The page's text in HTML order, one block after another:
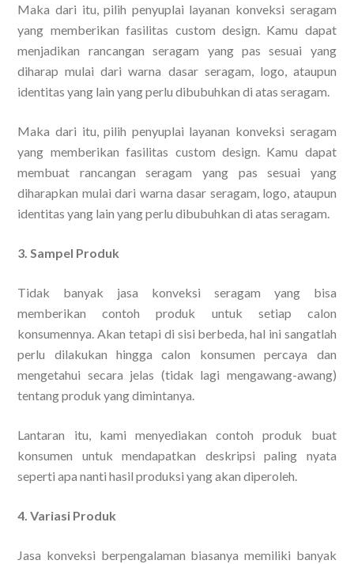
Maka dari itu, pilih penyuplai layanan konveksi seragam
yang memberikan fasilitas custom design. Kamu dapat
menjadikan rancangan seragam yang pas sesuai yang
diharap mulai dari warna dasar seragam, logo, ataupun
identitas yang lain yang perlu dibubuhkan di atas seragam.
Maka dari itu, pilih penyuplai layanan konveksi seragam
yang memberikan fasilitas custom design. Kamu dapat
membuat rancangan seragam yang pas sesuai yang
diharapkan mulai dari warna dasar seragam, logo, ataupun
identitas yang lain yang perlu dibubuhkan di atas seragam.
3. Sampel Produk
Tidak banyak jasa konveksi seragam yang bisa
memberikan contoh produk untuk setiap calon
konsumennya. Akan tetapi di sisi berbeda, hal ini sangatlah
perlu dilakukan hingga calon konsumen percaya dan
mengetahui secara jelas (tidak lagi mengawang-awang)
tentang produk yang dimintanya.
Lantaran itu, kami menyediakan contoh produk buat
konsumen untuk mendapatkan deskripsi paling nyata
seperti apa nanti hasil produksi yang akan diperoleh.
4. Variasi Produk
Jasa konveksi berpengalaman biasanya memiliki banyak